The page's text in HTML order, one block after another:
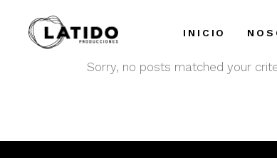
INICIO
Sorry, no posts matched your